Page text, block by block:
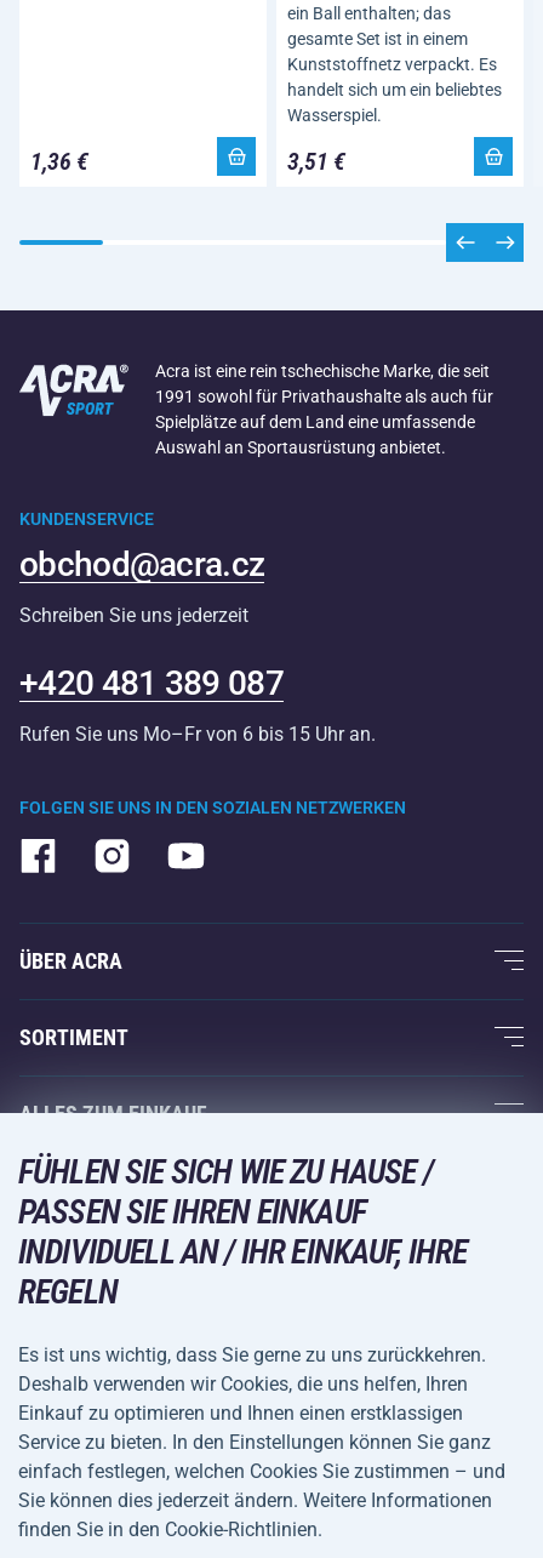
1,36 €
ein Ball enthalten; das
gesamte Set ist in einem
Kunststoffnetz verpackt. Es
handelt sich um ein beliebtes
Wasserspiel.
3,51 €
Acra ist eine rein tschechische Marke, die seit
1991 sowohl für Privathaushalte als auch für
Spielplätze auf dem Land eine umfassende
Auswahl an Sportausrüstung anbietet.
FOLGEN SIE UNS IN DEN SOZIALEN NETZWERKEN
KUNDENSERVICE
obchod@acra.cz
Schreiben Sie uns jederzeit
+420 481 389 087
Rufen Sie uns Mo–Fr von 6 bis 15 Uhr an.
ÜBER ACRA
Über uns
Acra-Garantie
Kontakte
Großhandel
Einkaufsratgeber
SORTIMENT
Fitness und Krafttraining
Racketsportarten
Wintersport
Freizeit und Unterhaltung
Camping und Wandern
Fahrräder und Roller
Ballsportarten
Wassersport
Sportbekleidung und Accessoires
ALLES ZUM EINKAUF
Acra-Garantie
Rückgabe und Reklamationen
VERSANDARTEN
ZAHLUNGSARTEN
Allgemeine
Geschäftsbedingungen
Datenschutz
FÜHLEN SIE SICH WIE ZU HAUSE /
PASSEN SIE IHREN EINKAUF
INDIVIDUELL AN / IHR EINKAUF, IHRE
REGELN
Es ist uns wichtig, dass Sie gerne zu uns zurückkehren.
Deshalb verwenden wir Cookies, die uns helfen, Ihren
Einkauf zu optimieren und Ihnen einen erstklassigen
Service zu bieten. In den Einstellungen können Sie ganz
einfach festlegen, welchen Cookies Sie zustimmen – und
Sie können dies jederzeit ändern. Weitere Informationen
finden Sie in den Cookie-Richtlinien.